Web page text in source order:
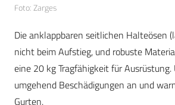
Foto: Zarges
Die anklappbaren seitlichen Halteösen
nicht beim Aufstieg, und robuste
eine 20 kg Tragfähigkeit für
umgehend Beschädigungen an und
Gurten.